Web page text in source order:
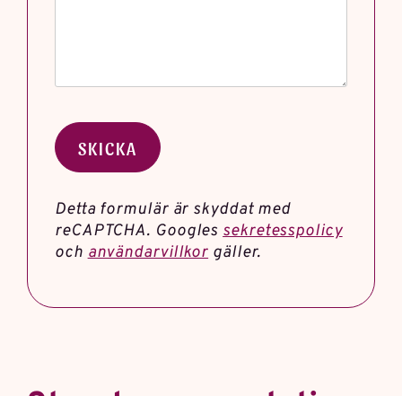
Detta formulär är skyddat med
reCAPTCHA. Googlessekretesspolicy
ochanvändarvillkorgäller.